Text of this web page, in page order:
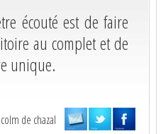
écouté est de faire
au complet et de
unique.
de chazal